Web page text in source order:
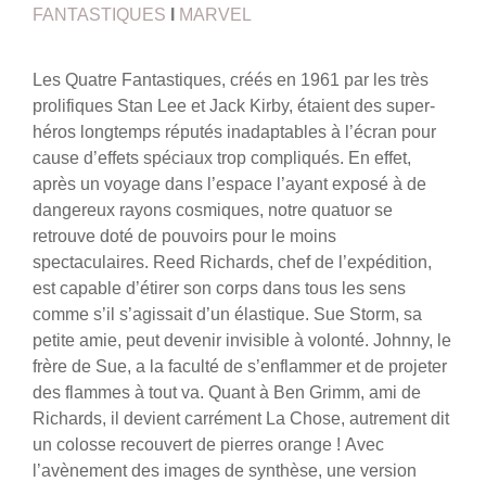
FANTASTIQUES
MARVEL
Les Quatre Fantastiques, créés en 1961 par les très
prolifiques Stan Lee et Jack Kirby, étaient des super-
héros longtemps réputés inadaptables à l’écran pour
cause d’effets spéciaux trop compliqués. En effet,
après un voyage dans l’espace l’ayant exposé à de
dangereux rayons cosmiques, notre quatuor se
retrouve doté de pouvoirs pour le moins
spectaculaires. Reed Richards, chef de l’expédition,
est capable d’étirer son corps dans tous les sens
comme s’il s’agissait d’un élastique. Sue Storm, sa
petite amie, peut devenir invisible à volonté. Johnny, le
frère de Sue, a la faculté de s’enflammer et de projeter
des flammes à tout va. Quant à Ben Grimm, ami de
Richards, il devient carrément La Chose, autrement dit
un colosse recouvert de pierres orange ! Avec
l’avènement des images de synthèse, une version